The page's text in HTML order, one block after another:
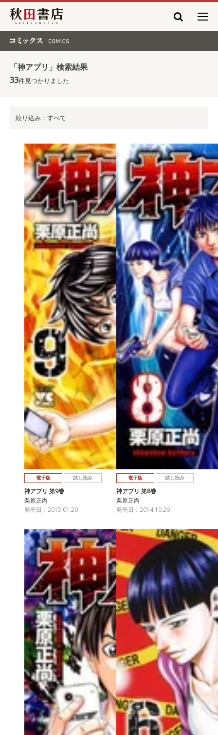
秋田書店
「神アプリ」検索結果
33件見つかりました
絞り込み：すべて
電子版 試し読み
神アプリ 第9巻
栗原正尚
発売日：2015.01.20
電子版 試し読み
神アプリ 第8巻
栗原正尚
発売日：2014.10.20